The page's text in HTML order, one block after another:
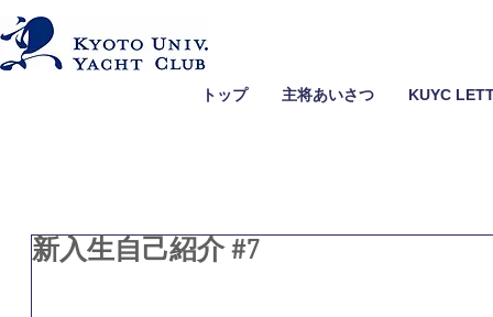
トップ 主将あいさつ KUYC
新入生自己紹介 #7